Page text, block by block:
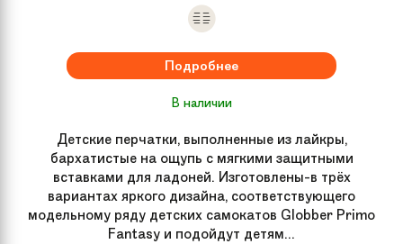
Подробнее
В наличии
Детские перчатки, выполненные из лайкры,
бархатистые на ощупь с мягкими защитными
вставками для ладоней. Изготовлены-в трёх
вариантах яркого дизайна, соответствующего
модельному ряду детских самокатов Globber Primo
Fantasy и подойдут детям...